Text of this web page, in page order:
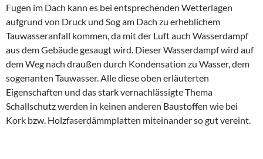
Fugen im Dach kann es bei entsprechenden Wetterlagen
aufgrund von Druck und Sog am Dach zu erheblichem
Tauwasseranfall kommen, da mit der Luft auch Wasserdampf
aus dem Gebäude gesaugt wird. Dieser Wasserdampf wird auf
dem Weg nach draußen durch Kondensation zu Wasser, dem
sogenanten Tauwasser. Alle diese oben erläuterten
Eigenschaften und das stark vernachlässigte Thema
Schallschutz werden in keinen anderen Baustoffen wie bei
Kork bzw. Holzfaserdämmplatten miteinander so gut vereint.